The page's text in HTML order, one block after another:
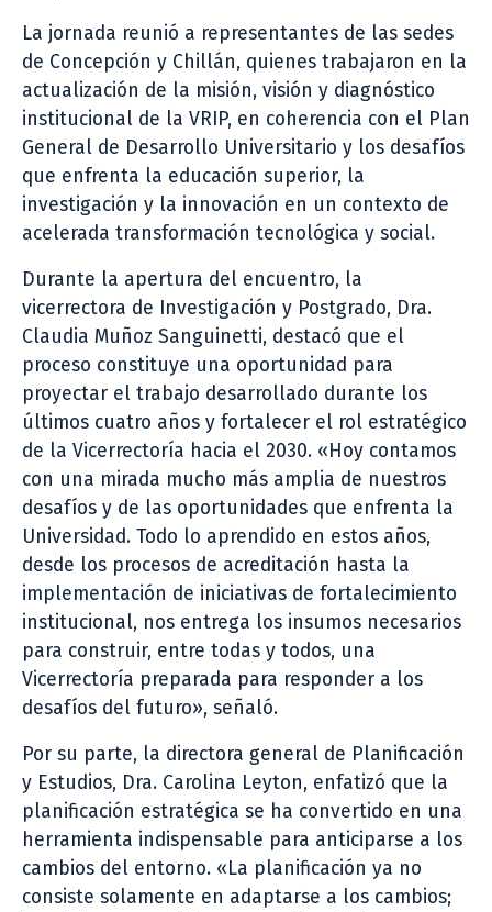
La jornada reunió a representantes de las sedes
de Concepción y Chillán, quienes trabajaron en la
actualización de la misión, visión y diagnóstico
institucional de la VRIP, en coherencia con el Plan
General de Desarrollo Universitario y los desafíos
que enfrenta la educación superior, la
investigación y la innovación en un contexto de
acelerada transformación tecnológica y social.
Durante la apertura del encuentro, la
vicerrectora de Investigación y Postgrado, Dra.
Claudia Muñoz Sanguinetti, destacó que el
proceso constituye una oportunidad para
proyectar el trabajo desarrollado durante los
últimos cuatro años y fortalecer el rol estratégico
de la Vicerrectoría hacia el 2030. «Hoy contamos
con una mirada mucho más amplia de nuestros
desafíos y de las oportunidades que enfrenta la
Universidad. Todo lo aprendido en estos años,
desde los procesos de acreditación hasta la
implementación de iniciativas de fortalecimiento
institucional, nos entrega los insumos necesarios
para construir, entre todas y todos, una
Vicerrectoría preparada para responder a los
desafíos del futuro», señaló.
Por su parte, la directora general de Planificación
y Estudios, Dra. Carolina Leyton, enfatizó que la
planificación estratégica se ha convertido en una
herramienta indispensable para anticiparse a los
cambios del entorno. «La planificación ya no
consiste solamente en adaptarse a los cambios;